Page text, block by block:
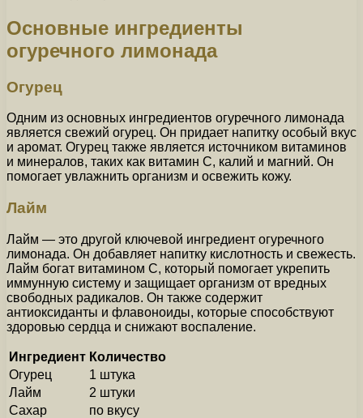
Основные ингредиенты
огуречного лимонада
Огурец
Одним из основных ингредиентов огуречного лимонада
является свежий огурец. Он придает напитку особый вкус
и аромат. Огурец также является источником витаминов
и минералов, таких как витамин C, калий и магний. Он
помогает увлажнить организм и освежить кожу.
Лайм
Лайм — это другой ключевой ингредиент огуречного
лимонада. Он добавляет напитку кислотность и свежесть.
Лайм богат витамином C, который помогает укрепить
иммунную систему и защищает организм от вредных
свободных радикалов. Он также содержит
антиоксиданты и флавоноиды, которые способствуют
здоровью сердца и снижают воспаление.
Ингредиент Количество
Огурец
1 штука
Лайм
2 штуки
Сахар
по вкусу